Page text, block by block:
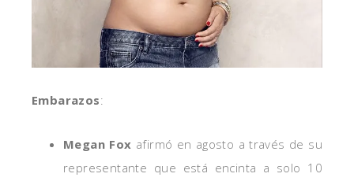
Embarazos:
Megan Fox afirmó en agosto a través de su
representante que está encinta a solo 10